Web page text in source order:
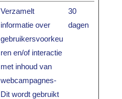
Verzamelt
informatie over
gebruikersvoorkeu
ren en/of interactie
met inhoud van
webcampagnes-
Dit wordt gebruikt
30
dagen